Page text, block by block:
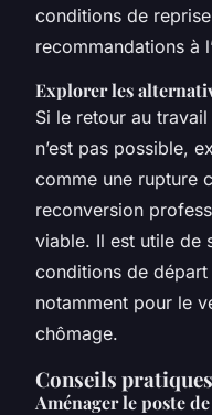
conditions de
recommandations à
Explorer les
Si le retour au
n’est pas possible,
comme une rupture
reconversion
viable. Il est utile de
conditions de
notamment pour le
chômage.
Conseils
Aménager le poste